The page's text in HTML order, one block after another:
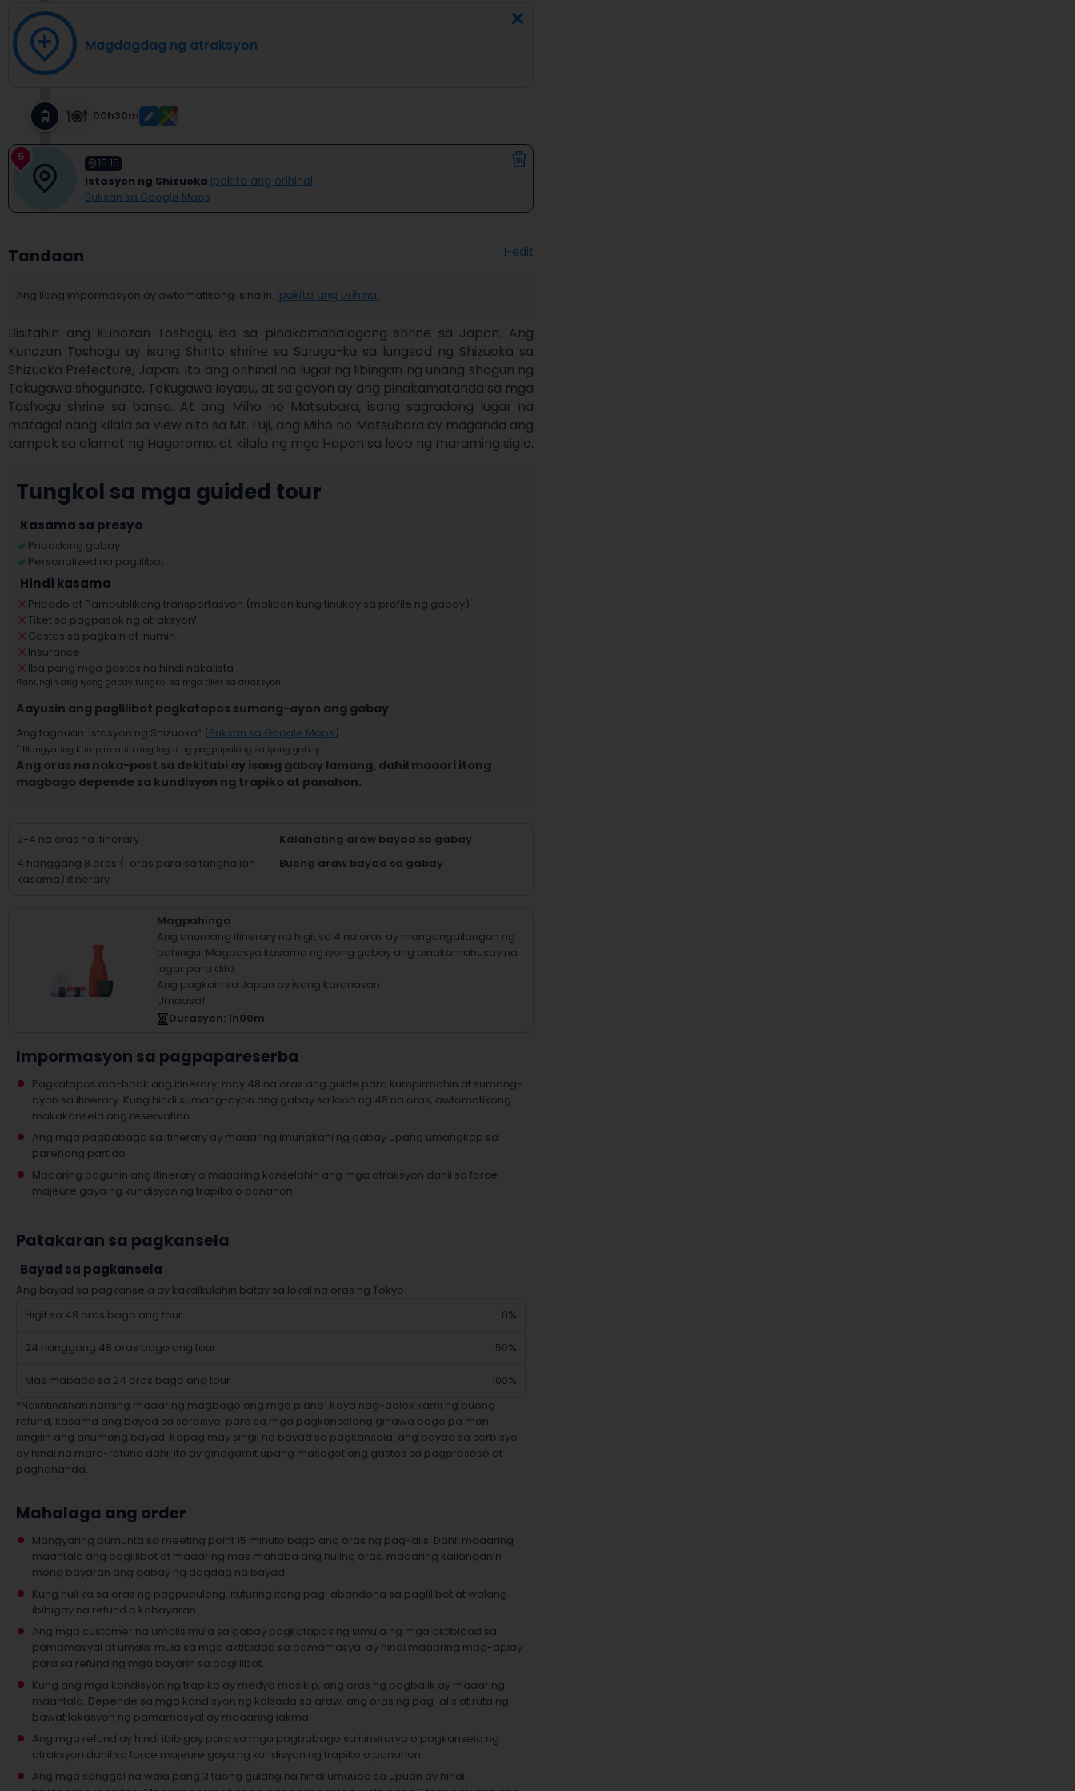
Magdagdag ng atraksyon
00h30m
5 15:15
Istasyon ng Shizuoka Ipakita ang orihinal
Buksan sa Google Maps
Tandaan I-edit
Ang ilang impormasyon ay awtomatikong isinalin. Ipakita ang orihinal
Bisitahin ang Kunozan Toshogu, isa sa pinakamahalagang shrine sa Japan. Ang
Kunozan Toshogu ay isang Shinto shrine sa Suruga-ku sa lungsod ng Shizuoka sa
Shizuoka Prefecture, Japan. Ito ang orihinal na lugar ng libingan ng unang shogun ng
Tokugawa shogunate, Tokugawa Ieyasu, at sa gayon ay ang pinakamatanda sa mga
Toshogu shrine sa bansa. At ang Miho no Matsubara, isang sagradong lugar na
matagal nang kilala sa view nito sa Mt. Fuji, ang Miho no Matsubara ay maganda ang
tampok sa alamat ng Hagoromo, at kilala ng mga Hapon sa loob ng maraming siglo.
Tungkol sa mga guided tour
Kasama sa presyo
Pribadong gabay
Personalized na paglilibot
Hindi kasama
Pribado at Pampublikong transportasyon (maliban kung tinukoy sa profile ng gabay)
Tiket sa pagpasok ng atraksyon¹
Gastos sa pagkain at inumin
Insurance
Iba pang mga gastos na hindi nakalista
¹Tanungin ang iyong gabay tungkol sa mga tiket sa atraksyon
Aayusin ang paglilibot pagkatapos sumang-ayon ang gabay
Ang tagpuan: Istasyon ng Shizuoka² (Buksan sa Google Maps)
² Mangyaring kumpirmahin ang lugar ng pagpupulong sa iyong gabay
Ang oras na naka-post sa dekitabi ay isang gabay lamang, dahil maaari itong
magbago depende sa kundisyon ng trapiko at panahon.
2-4 na oras na itinerary
Kalahating araw bayad sa gabay
4 hanggang 8 oras (1 oras para sa tanghalian
kasama) itinerary
Buong araw bayad sa gabay
Magpahinga
Ang anumang itinerary na higit sa 4 na oras ay mangangailangan ng
pahinga. Magpasya kasama ng iyong gabay ang pinakamahusay na
lugar para dito.
Ang pagkain sa Japan ay isang karanasan
Umaasa!
Durasyon: 1h00m
Impormasyon sa pagpapareserba
Pagkatapos ma-book ang itinerary, may 48 na oras ang guide para kumpirmahin at sumang-
ayon sa itinerary. Kung hindi sumang-ayon ang gabay sa loob ng 48 na oras, awtomatikong
makakansela ang reservation
Ang mga pagbabago sa itinerary ay maaaring imungkahi ng gabay upang umangkop sa
parehong partido
Maaaring baguhin ang itinerary o maaaring kanselahin ang mga atraksyon dahil sa force
majeure gaya ng kundisyon ng trapiko o panahon.
Patakaran sa pagkansela
Bayad sa pagkansela
Ang bayad sa pagkansela ay kakalkulahin batay sa lokal na oras ng Tokyo.
Higit sa 48 oras bago ang tour
0%
24 hanggang 48 oras bago ang tour 50%
Mas mababa sa 24 oras bago ang tour
100%
*Naiintindihan naming maaaring magbago ang mga plano! Kaya nag-aalok kami ng buong
refund, kasama ang bayad sa serbisyo, para sa mga pagkanselang ginawa bago pa man
singilin ang anumang bayad. Kapag may singil na bayad sa pagkansela, ang bayad sa serbisyo
ay hindi na mare-refund dahil ito ay ginagamit upang masagot ang gastos sa pagproseso at
paghahanda.
Mahalaga ang order
Mangyaring pumunta sa meeting point 15 minuto bago ang oras ng pag-alis. Dahil maaaring
maantala ang paglilibot at maaaring mas mahaba ang huling oras, maaaring kailanganin
mong bayaran ang gabay ng dagdag na bayad.
Kung huli ka sa oras ng pagpupulong, ituturing itong pag-abandona sa paglilibot at walang
ibibigay na refund o kabayaran.
Ang mga customer na umalis mula sa gabay pagkatapos ng simula ng mga aktibidad sa
pamamasyal at umalis mula sa mga aktibidad sa pamamasyal ay hindi maaaring mag-aplay
para sa refund ng mga bayarin sa paglilibot.
Kung ang mga kondisyon ng trapiko ay medyo masikip, ang oras ng pagbalik ay maaaring
maantala. Depende sa mga kondisyon ng kalsada sa araw, ang oras ng pag-alis at ruta ng
bawat lokasyon ng pamamasyal ay maaaring iakma.
Ang mga refund ay hindi ibibigay para sa mga pagbabago sa itineraryo o pagkansela ng
atraksyon dahil sa force majeure gaya ng kundisyon ng trapiko o panahon.
Ang mga sanggol na wala pang 3 taong gulang na hindi umuupo sa upuan ay hindi